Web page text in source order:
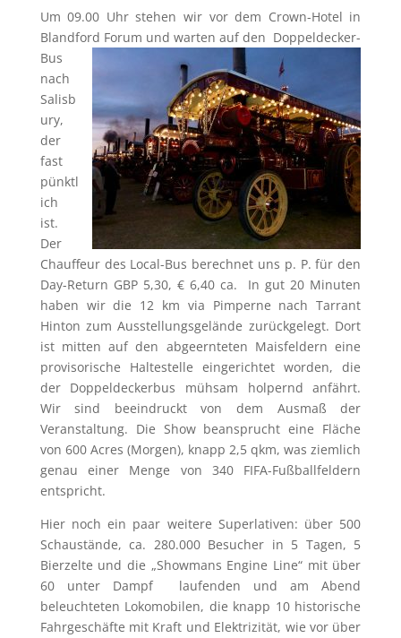
Um 09.00 Uhr stehen wir vor dem Crown-Hotel in
Blandford Forum und warten auf den Doppeldecker-
Bus
nach
Salisb
ury,
der
fast
pünktl
ich
ist.
Der
Chauffeur des Local-Bus berechnet uns p. P. für den
Day-Return GBP 5,30, € 6,40 ca. In gut 20 Minuten
haben wir die 12 km via Pimperne nach Tarrant
Hinton zum Ausstellungsgelände zurückgelegt. Dort
ist mitten auf den abgeernteten Maisfeldern eine
provisorische Haltestelle eingerichtet worden, die
der Doppeldeckerbus mühsam holpernd anfährt.
Wir sind beeindruckt von dem Ausmaß der
Veranstaltung. Die Show beansprucht eine Fläche
von 600 Acres (Morgen), knapp 2,5 qkm, was ziemlich
genau einer Menge von 340 FIFA-Fußballfeldern
entspricht.
Hier noch ein paar weitere Superlativen: über 500
Schaustände, ca. 280.000 Besucher in 5 Tagen, 5
Bierzelte und die „Showmans Engine Line“ mit über
60 unter Dampf laufenden und am Abend
beleuchteten Lokomobilen, die knapp 10 historische
Fahrgeschäfte mit Kraft und Elektrizität, wie vor über